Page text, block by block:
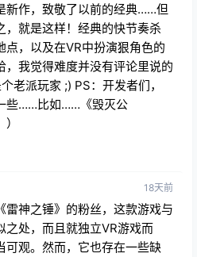
些……比如……《毁灭公
18天前
神之锤》的粉丝，这款游戏与
处，而且就独立VR游戏而
观。然而，它也存在一些缺
当不直观。正如其他人提到的，
除的问题。这是因为指针默认位
位置会清空你的手。手空着本
中心枢纽为据点，玩家需要前